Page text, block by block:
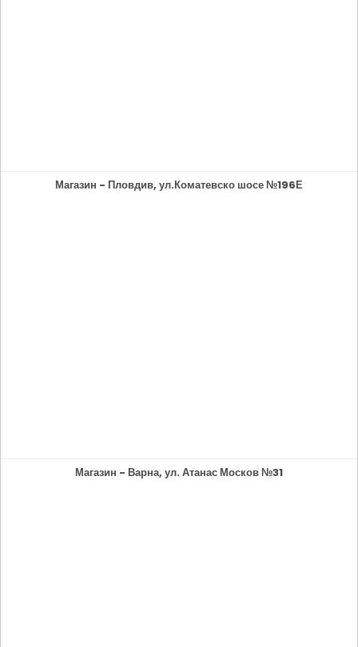
Магазин - Пловдив, ул.Коматевско шосе №196Е
Магазин - Варна, ул. Атанас Москов №31